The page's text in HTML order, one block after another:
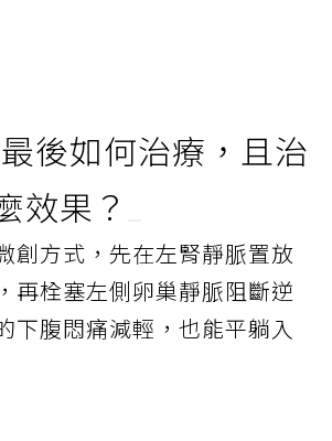
後如何治療，且治
效果？
創方式，先在左腎靜脈置放
再栓塞左側卵巢靜脈阻斷逆
下腹悶痛減輕，也能平躺入